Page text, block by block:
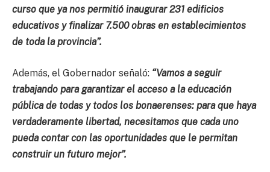
curso que ya nos permitió inaugurar 231 edificios
educativos y finalizar 7.500 obras en establecimientos
de toda la provincia”.
Además, el Gobernador señaló: “Vamos a seguir
trabajando para garantizar el acceso a la educación
pública de todas y todos los bonaerenses: para que haya
verdaderamente libertad, necesitamos que cada uno
pueda contar con las oportunidades que le permitan
construir un futuro mejor”.